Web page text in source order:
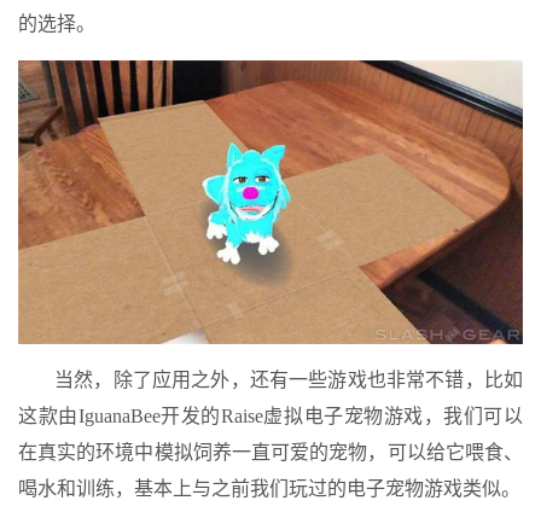
的选择。
当然，除了应用之外，还有一些游戏也非常不错，比如
这款由IguanaBee开发的Raise虚拟电子宠物游戏，我们可以
在真实的环境中模拟饲养一直可爱的宠物，可以给它喂食、
喝水和训练，基本上与之前我们玩过的电子宠物游戏类似。